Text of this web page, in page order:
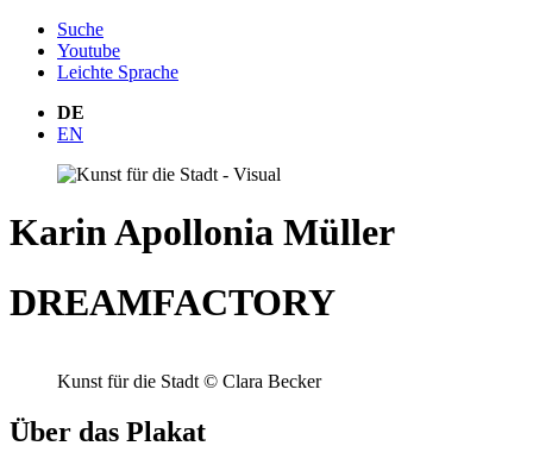
Suche
Youtube
Leichte Sprache
DE
EN
Karin Apollonia Müller
DREAMFACTORY
Kunst für die Stadt © Clara Becker
Über das Plakat